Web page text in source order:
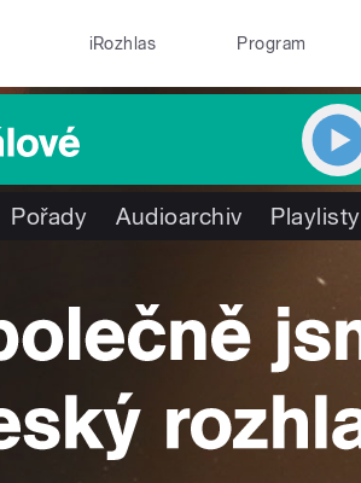
iRozhlas Program
Pořady Audioarchiv Playlisty